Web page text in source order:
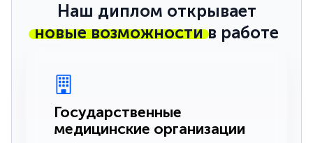
Наш диплом открывает
новые возможностив работе
Государственные
медицинские организации